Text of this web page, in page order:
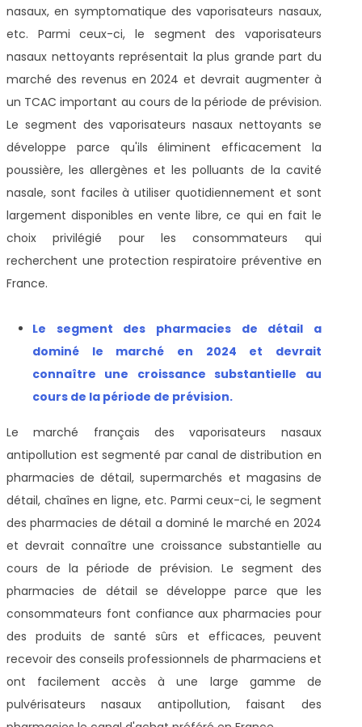
nasaux, en symptomatique des vaporisateurs nasaux,
etc. Parmi ceux-ci, le segment des vaporisateurs
nasaux nettoyants représentait la plus grande part du
marché des revenus en 2024 et devrait augmenter à
un TCAC important au cours de la période de prévision.
Le segment des vaporisateurs nasaux nettoyants se
développe parce qu'ils éliminent efficacement la
poussière, les allergènes et les polluants de la cavité
nasale, sont faciles à utiliser quotidiennement et sont
largement disponibles en vente libre, ce qui en fait le
choix privilégié pour les consommateurs qui
recherchent une protection respiratoire préventive en
France.
Le segment des pharmacies de détail a
dominé le marché en 2024 et devrait
connaître une croissance substantielle au
cours de la période de prévision.
Le marché français des vaporisateurs nasaux
antipollution est segmenté par canal de distribution en
pharmacies de détail, supermarchés et magasins de
détail, chaînes en ligne, etc. Parmi ceux-ci, le segment
des pharmacies de détail a dominé le marché en 2024
et devrait connaître une croissance substantielle au
cours de la période de prévision. Le segment des
pharmacies de détail se développe parce que les
consommateurs font confiance aux pharmacies pour
des produits de santé sûrs et efficaces, peuvent
recevoir des conseils professionnels de pharmaciens et
ont facilement accès à une large gamme de
pulvérisateurs nasaux antipollution, faisant des